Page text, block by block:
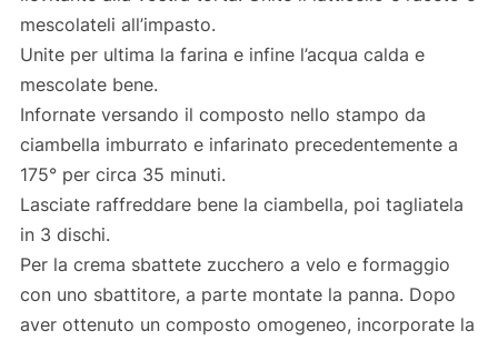
mescolateli all’impasto.
Unite per ultima la farina e infine l’acqua calda e
mescolate bene.
Infornate versando il composto nello stampo da
ciambella imburrato e infarinato precedentemente a
175° per circa 35 minuti.
Lasciate raffreddare bene la ciambella, poi tagliatela
in 3 dischi.
Per la crema sbattete zucchero a velo e formaggio
con uno sbattitore, a parte montate la panna. Dopo
aver ottenuto un composto omogeneo, incorporate la